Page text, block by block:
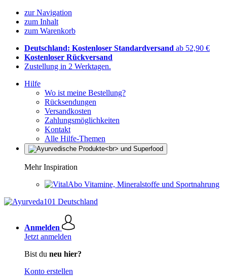
zur Navigation
zum Inhalt
zum Warenkorb
Deutschland: Kostenloser Standardversand ab 52,90 €
Kostenloser Rückversand
Zustellung in 2 Werktagen.
Hilfe
Wo ist meine Bestellung?
Rücksendungen
Versandkosten
Zahlungsmöglichkeiten
Kontakt
Alle Hilfe-Themen
Mehr Inspiration
Vitamine, Mineralstoffe und Sportnahrung
Anmelden
Jetzt anmelden
Bist du neu hier?
Konto erstellen